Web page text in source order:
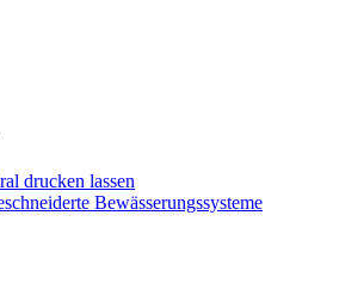
drucken lassen
Bewässerungssysteme